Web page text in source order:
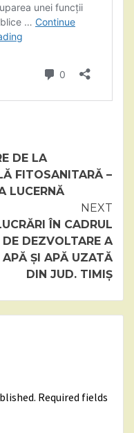
DE LA
FITOSANITARĂ –
LUCERNĂ
NEXT
ÎN CADRUL
DEZVOLTARE A
APĂ ȘI APĂ UZATĂ
DIN JUD. TIMIȘ
Required fields